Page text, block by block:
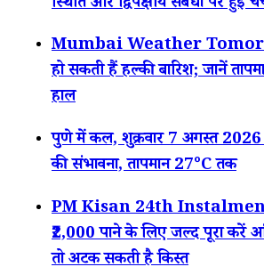
Mumbai Weather
हो सकती हैं हल्की बारिश; जानें
हाल
पुणे में कल, शुक्रवार 7 अगस्त 2026
की संभावना, तापमान 27°C तक
PM Kisan 24th Instalment:
₹2,000 पाने के लिए जल्द पूरा करें
तो अटक सकती है किस्त